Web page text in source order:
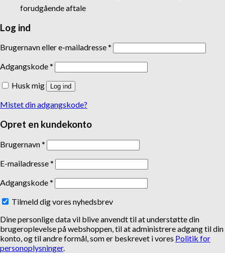
forudgående aftale
Log ind
Brugernavn eller e-mailadresse*
Adgangskode*
Husk mig
Log ind
Mistet din adgangskode?
Opret en kundekonto
Brugernavn*
E-mailadresse*
Adgangskode*
Tilmeld dig vores nyhedsbrev
Dine personlige data vil blive anvendt til at understøtte din
brugeroplevelse på webshoppen, til at administrere adgang til din
konto, og til andre formål, som er beskrevet i vores Politik for
personoplysninger.